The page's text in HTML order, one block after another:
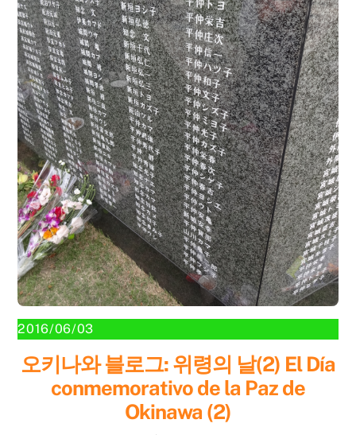
2016/06/03
오키나와 블로그: 위령의 날(2) El Día
conmemorativo de la Paz de
Okinawa (2)